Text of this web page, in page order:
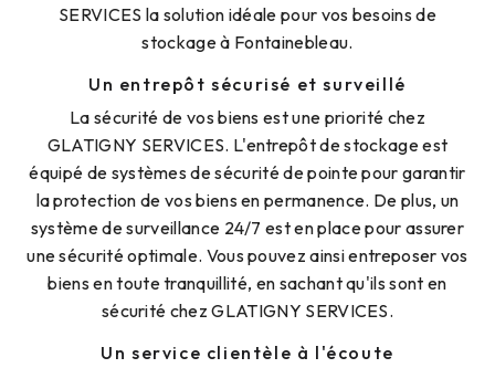
SERVICES la solution idéale pour vos besoins de
stockage à Fontainebleau.
Un entrepôt sécurisé et surveillé
La sécurité de vos biens est une priorité chez
GLATIGNY SERVICES. L'entrepôt de stockage est
équipé de systèmes de sécurité de pointe pour garantir
la protection de vos biens en permanence. De plus, un
système de surveillance 24/7 est en place pour assurer
une sécurité optimale. Vous pouvez ainsi entreposer vos
biens en toute tranquillité, en sachant qu'ils sont en
sécurité chez GLATIGNY SERVICES.
Un service clientèle à l'écoute